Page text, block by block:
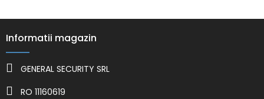
Informatii magazin
GENERAL SECURITY SRL
RO 11160619